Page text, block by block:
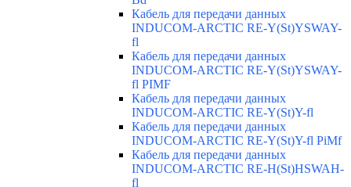
Кабель для передачи данных
INDUCOM-ARCTIC RE-Y(St)YSWAY-
fl
Кабель для передачи данных
INDUCOM-ARCTIC RE-Y(St)YSWAY-
fl PIMF
Кабель для передачи данных
INDUCOM-ARCTIC RE-Y(St)Y-fl
Кабель для передачи данных
INDUCOM-ARCTIC RE-Y(St)Y-fl PiMf
Кабель для передачи данных
INDUCOM-ARCTIC RE-H(St)HSWAH-
fl